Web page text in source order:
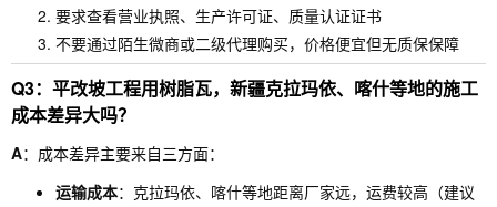
要求查看营业执照、生产许可证、质量认证证书
不要通过陌生微商或二级代理购买，价格便宜但无质保保障
Q3：平改坡工程用树脂瓦，新疆克拉玛依、喀什等地的施工
成本差异大吗？
A：成本差异主要来自三方面：
运输成本：克拉玛依、喀什等地距离厂家远，运费较高（建议